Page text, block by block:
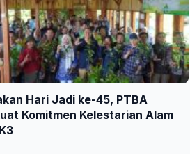
Hari Jadi ke-45, PTBA
Komitmen Kelestarian Alam